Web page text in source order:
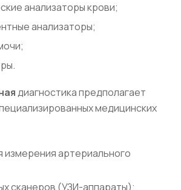
анализаторы крови;
анализаторы;
диагностика предполагает
медицинских
измерения артериального
сканеров (УЗИ-аппараты);